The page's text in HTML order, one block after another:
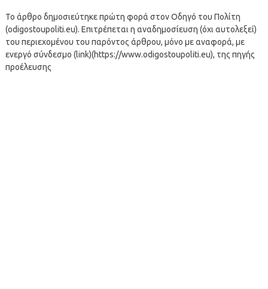
Το άρθρο δημοσιεύτηκε πρώτη φορά στον Οδηγό του Πολίτη
(odigostoupoliti.eu). Επιτρέπεται η αναδημοσίευση (όχι αυτολεξεί)
του περιεχομένου του παρόντος άρθρου, μόνο με αναφορά, με
ενεργό σύνδεσμο (link)(https://www.odigostoupoliti.eu), της πηγής
προέλευσης